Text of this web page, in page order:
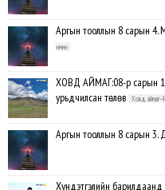
Аргын тооллын 8 сарын 4.
өмнө
ХОВД АЙМАГ:08-р сарын
урьдчилсан төлөв
Ховд аймаг-
Аргын тооллын 8 сарын 3.
Хүндэтгэлийн